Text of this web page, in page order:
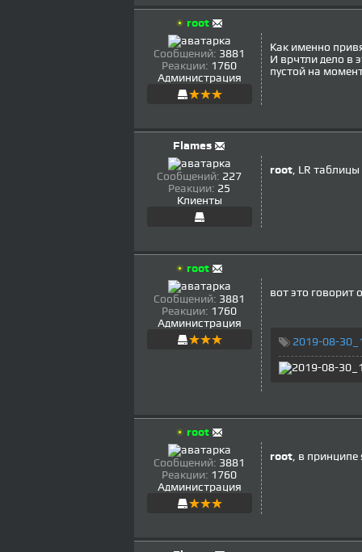
root
Сообщений: 3881
Реакции: 1760
Администрация
Как именно
И врчтли дело в
пустой на
Flames
Сообщений: 227
Реакции: 25
Клиенты
root, LR таблицы
root
Сообщений: 3881
Реакции: 1760
Администрация
вот это говорит
2019-08-
root
Сообщений: 3881
Реакции: 1760
Администрация
root, в принципе